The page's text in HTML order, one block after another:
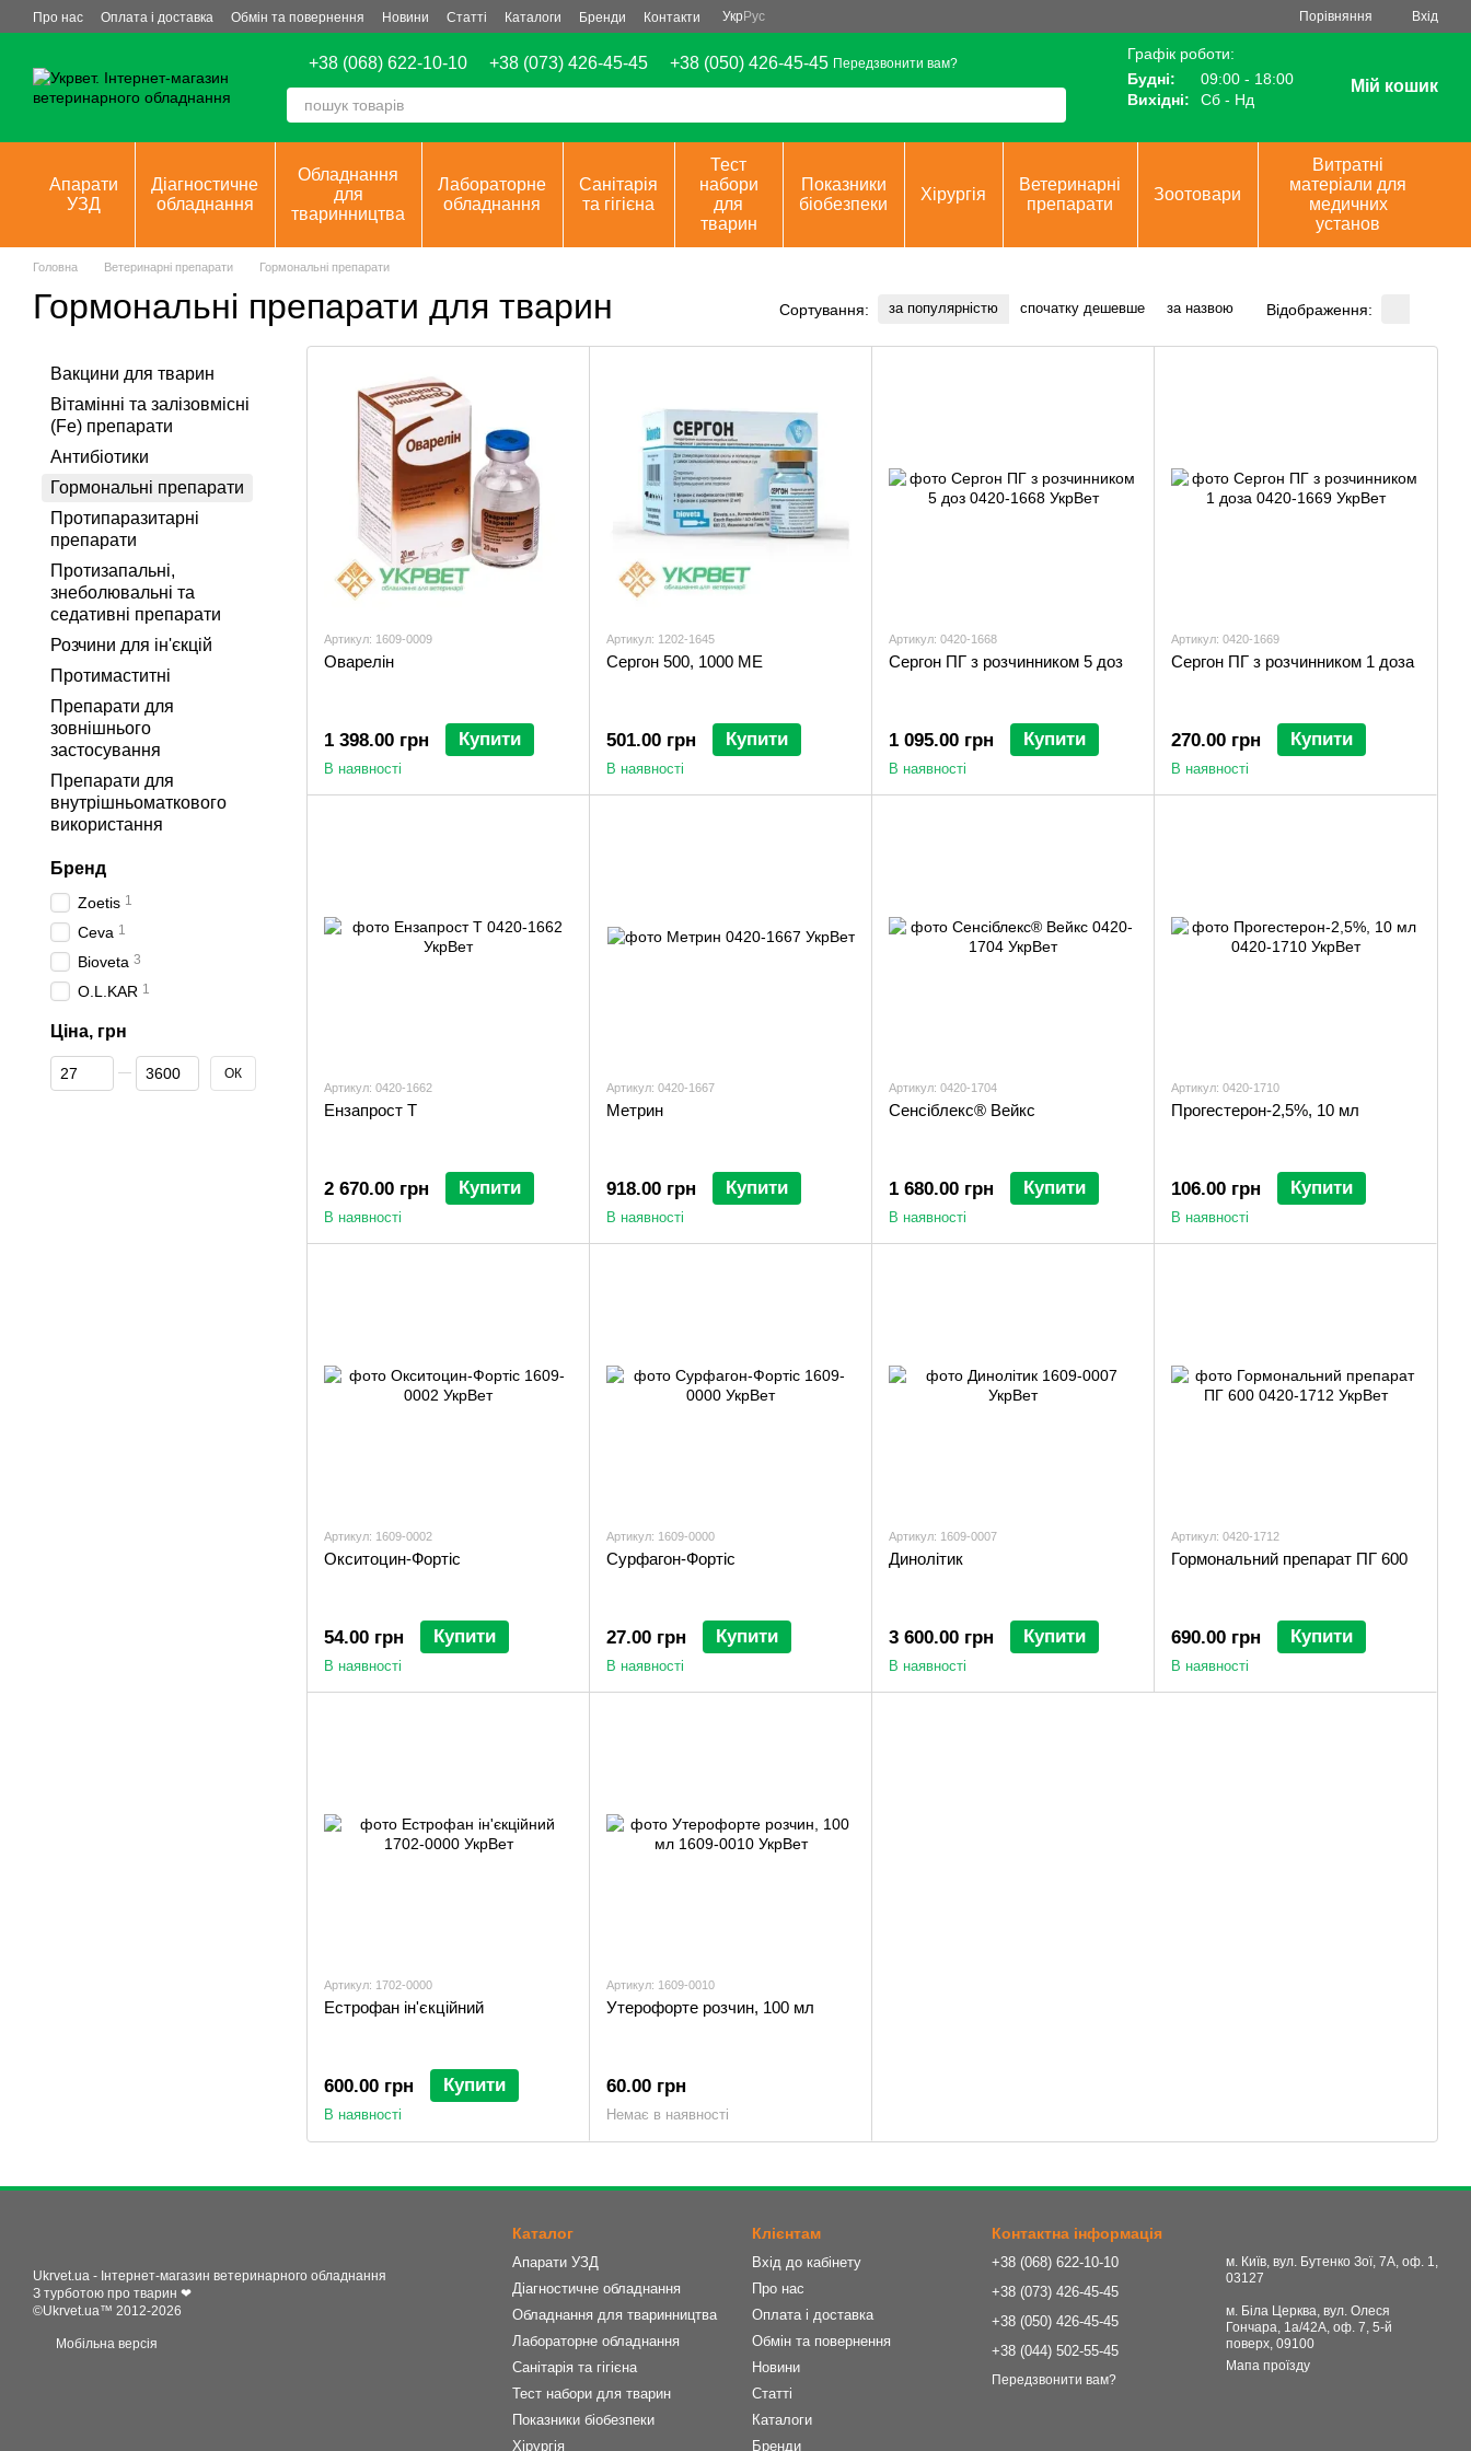
Перейти до основного контенту
Про нас Оплата і доставка Обмін та повернення Новини Статті Каталоги Бренди Контакти Укр Рус Порівняння Вхід
+38 (068) 622-10-10 +38 (073) 426-45-45 +38 (050) 426-45-45 Передзвонити вам?
Графік роботи:
Будні:
09:00 - 18:00
Вихідні:
Сб - Нд
Мій кошик
Апарати
УЗД
Діагностичне
обладнання
Обладнання
для
тваринництва
Лабораторне
обладнання
Санітарія
та гігієна
Тест
набори
для
тварин
Показники
біобезпеки
Хірургія
Ветеринарні
препарати
Зоотовари
Витратні
матеріали для
медичних
установ
Головна Ветеринарні препарати Гормональні препарати
Гормональні препарати для тварин Сортування: за популярністю спочатку дешевше за назвою Відображення:
Артикул: 1609-0009
Оварелін
1 398.00 грн Купити
В наявності
Артикул: 1202-1645
Сергон 500, 1000 МЕ
501.00 грн Купити
В наявності
Артикул: 0420-1668
Сергон ПГ з розчинником 5 доз
1 095.00 грн Купити
В наявності
Артикул: 0420-1669
Сергон ПГ з розчинником 1 доза
270.00 грн Купити
В наявності
Артикул: 0420-1662
Ензапрост Т
2 670.00 грн Купити
В наявності
Артикул: 0420-1667
Метрин
918.00 грн Купити
В наявності
Артикул: 0420-1704
Сенсіблекс® Вейкс
1 680.00 грн Купити
В наявності
Артикул: 0420-1710
Прогестерон-2,5%, 10 мл
106.00 грн Купити
В наявності
Артикул: 1609-0002
Окситоцин-Фортіс
54.00 грн Купити
В наявності
Артикул: 1609-0000
Сурфагон-Фортіс
27.00 грн Купити
В наявності
Артикул: 1609-0007
Динолітик
3 600.00 грн Купити
В наявності
Артикул: 0420-1712
Гормональний препарат ПГ 600
690.00 грн Купити
В наявності
Артикул: 1702-0000
Естрофан ін'єкційний
600.00 грн Купити
В наявності
Артикул: 1609-0010
Утерофорте розчин, 100 мл
60.00 грн
Немає в наявності
Вакцини для тварин
Вітамінні та залізовмісні
(Fe) препарати
Антибіотики
Гормональні препарати
Протипаразитарні
препарати
Протизапальні,
знеболювальні та
седативні препарати
Розчини для ін'єкцій
Протимаститні
Препарати для
зовнішнього
застосування
Препарати для
внутрішньоматкового
використання
Бренд
Zoetis 1
Ceva 1
Bioveta 3
O.L.KAR 1
Ціна, грн
Від Ціна, грн
До Ціна, грн ОК
Ukrvet.ua - Інтернет-магазин ветеринарного обладнання
З турботою про тварин ❤
©Ukrvet.ua™ 2012-2026
Мобільна версія
Каталог
Апарати УЗД
Діагностичне обладнання
Обладнання для тваринництва
Лабораторне обладнання
Санітарія та гігієна
Тест набори для тварин
Показники біобезпеки
Хірургія
Клієнтам
Вхід до кабінету
Про нас
Оплата і доставка
Обмін та повернення
Новини
Статті
Каталоги
Бренди
Контактна інформація
+38 (068) 622-10-10
+38 (073) 426-45-45
+38 (050) 426-45-45
+38 (044) 502-55-45
Передзвонити вам?
м. Київ, вул. Бутенко Зої, 7А, оф. 1,
03127
м. Біла Церква, вул. Олеся
Гончара, 1а/42А, оф. 7, 5-й
поверх, 09100
Мапа проїзду